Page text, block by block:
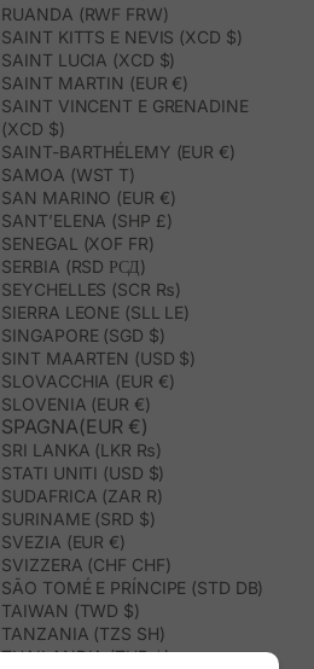
RUANDA (RWF FRW)
SAINT KITTS E NEVIS (XCD $)
SAINT LUCIA (XCD $)
SAINT MARTIN (EUR €)
SAINT VINCENT E GRENADINE
(XCD $)
SAINT-BARTHÉLEMY (EUR €)
SAMOA (WST T)
SAN MARINO (EUR €)
SANT’ELENA (SHP £)
SENEGAL (XOF FR)
SERBIA (RSD РСД)
SEYCHELLES (SCR ₨)
SIERRA LEONE (SLL LE)
SINGAPORE (SGD $)
SINT MAARTEN (USD $)
SLOVACCHIA (EUR €)
SLOVENIA (EUR €)
SPAGNA(EUR €)
SRI LANKA (LKR ₨)
STATI UNITI (USD $)
SUDAFRICA (ZAR R)
SURINAME (SRD $)
SVEZIA (EUR €)
SVIZZERA (CHF CHF)
SÃO TOMÉ E PRÍNCIPE (STD DB)
TAIWAN (TWD $)
TANZANIA (TZS SH)
THAILANDIA (THB ฿)